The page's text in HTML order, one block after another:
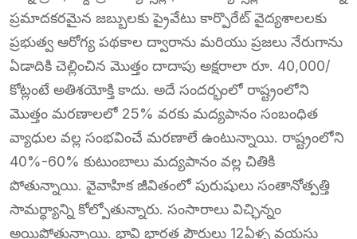
ప్రమాదకరమైన జబ్బులకు ప్రైవేటు కార్పొరేట్ వైద్యశాలలకు
ప్రభుత్వ ఆరోగ్య పథకాల ద్వారాను మరియు ప్రజలు నేరుగాను
ఏడాదికి చెల్లించిన మొత్తం దాదాపు అక్షరాలా రూ. 40,000/
కోట్లంటే అతిశయోక్తి కాదు. అదే సందర్భంలో రాష్ట్రంలోని
మొత్తం మరణాలలో 25% వరకు మద్యపానం సంబంధిత
వ్యాధుల వల్ల సంభవించే మరణాలే ఉంటున్నాయి. రాష్ట్రంలోని
40%-60% కుటుంబాలు మద్యపానం వల్ల చితికి
పోతున్నాయి. వైవాహిక జీవితంలో పురుషులు సంతానోత్పత్తి
సామర్ధ్యాన్ని కోల్పోతున్నారు. సంసారాలు విచ్ఛిన్నం
అయిపోతున్నాయి. భావి భారత పౌరులు 12ఏళ్ళ వయసు